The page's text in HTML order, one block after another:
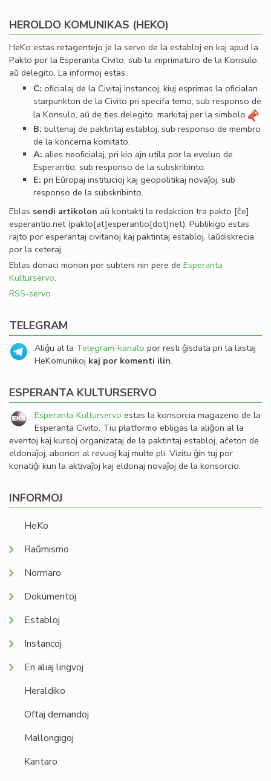
HEROLDO KOMUNIKAS (HEKO)
HeKo estas retagentejo je la servo de la establoj en kaj apud la
Pakto por la Esperanta Civito, sub la imprimaturo de la Konsulo
aŭ delegito. La informoj estas:
C: oﬁcialaj de la Civitaj instancoj, kiuj esprimas la oﬁcialan
starpunkton de la Civito pri specifa temo, sub responso de
la Konsulo, aŭ de ties delegito, markitaj per la simbolo
.
B: bultenaj de paktintaj establoj, sub responso de membro
de la koncerna komitato.
A: alies neoﬁcialaj, pri kio ajn utila por la evoluo de
Esperantio, sub responso de la subskribinto.
E: pri Eŭropaj institucioj kaj geopolitikaj novaĵoj, sub
responso de la subskribinto.
Eblas sendi artikolon aŭ kontakti la redakcion tra pakto [ĉe]
esperantio.net(pakto[at]esperantio[dot]net). Publikigo estas
rajto por esperantaj civitanoj kaj paktintaj establoj, laŭdiskrecia
por la ceteraj.
Eblas donaci monon por subteni nin pere de Esperanta
Kulturservo.
RSS-servo
TELEGRAM
Aliĝu al la Telegram-kanalo por resti ĝisdata pri la lastaj
HeKomunikoj kaj por komenti ilin.
ESPERANTA KULTURSERVO
Esperanta Kulturservo estas la konsorcia magazeno de la
Esperanta Civito. Tiu platformo ebligas la aliĝon al la
eventoj kaj kursoj organizataj de la paktintaj establoj, aĉeton de
eldonaĵoj, abonon al revuoj kaj multe pli. Vizitu ĝin tuj por
konatiĝi kun la aktivaĵoj kaj eldonaj novaĵoj de la konsorcio.
INFORMOJ
HeKo
Raŭmismo
Normaro
Dokumentoj
Establoj
Instancoj
En aliaj lingvoj
Heraldiko
Oftaj demandoj
Mallongigoj
Kantaro